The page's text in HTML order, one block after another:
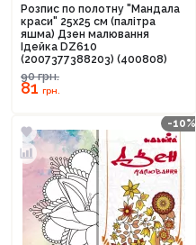
Розпис по полотну "Мандала
краси" 25х25 см (палітра
яшма) Дзен малювання
Ідейка DZ610
(2007377388203) (400808)
90грн.
81 грн.
-10%